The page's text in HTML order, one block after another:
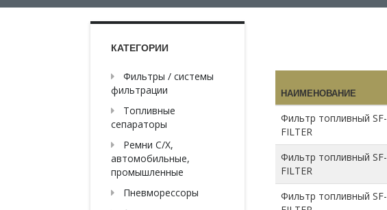
НАИМЕНОВАНИЕ
Фильтр топливный SF-
FILTER
Фильтр топливный SF-
FILTER
Фильтр топливный SF-
КАТЕГОРИИ
Фильтры / системы
фильтрации
Топливные
сепараторы
Ремни С/Х,
автомобильные,
промышленные
Пневморессоры